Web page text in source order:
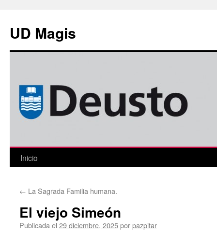
contenido
UD Magis
Inicio
← La Sagrada Familia humana.
El viejo Simeón
Publicada el 29 diciembre, 2025porpazpitar